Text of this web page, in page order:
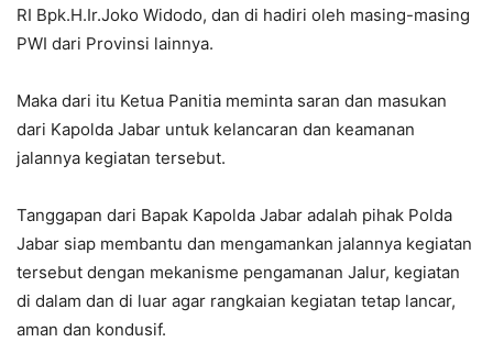
RI Bpk.H.Ir.Joko Widodo, dan di hadiri oleh masing-masing
PWI dari Provinsi lainnya.
Maka dari itu Ketua Panitia meminta saran dan masukan
dari Kapolda Jabar untuk kelancaran dan keamanan
jalannya kegiatan tersebut.
Tanggapan dari Bapak Kapolda Jabar adalah pihak Polda
Jabar siap membantu dan mengamankan jalannya kegiatan
tersebut dengan mekanisme pengamanan Jalur, kegiatan
di dalam dan di luar agar rangkaian kegiatan tetap lancar,
aman dan kondusif.